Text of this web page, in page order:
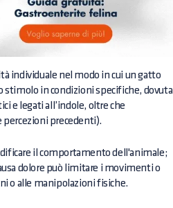
individuale nel modo in cui un gatto
stimolo in condizioni specifiche, dovuta
e legati all’indole, oltre che
precedenti).
il comportamento dell'animale;
dolore può limitare i movimenti o
o alle manipolazioni fisiche.